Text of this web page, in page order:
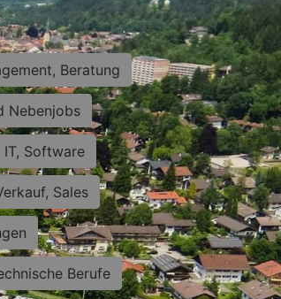
Beratung
Nebenjobs
IT, Software
Sales
Berufe